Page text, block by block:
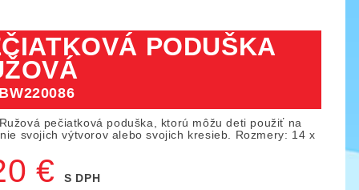
PODUŠKA
BW220086
Ružová pečiatková poduška, ktorú môžu deti použiť na
svojich výtvorov alebo svojich kresieb. Rozmery: 14 x
€ S DPH